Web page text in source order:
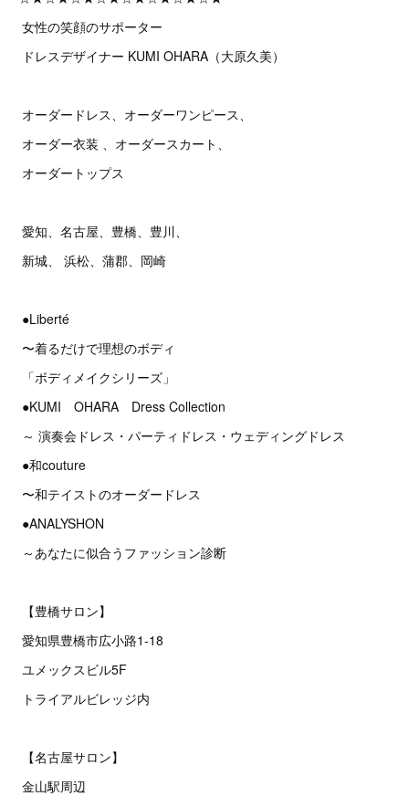
女性の笑顔のサポーター
ドレスデザイナー KUMI OHARA（大原久美）
オーダードレス、オーダーワンピース、
オーダー衣装 、オーダースカート、
オーダートップス
愛知、名古屋、豊橋、豊川、
新城、 浜松、蒲郡、岡崎
●Liberté
〜着るだけで理想のボディ
「ボディメイクシリーズ」
●KUMI OHARA Dress Collection
～ 演奏会ドレス・パーティドレス・ウェディングドレス
●和couture
〜和テイストのオーダードレス
●ANALYSHON
～あなたに似合うファッション診断
【豊橋サロン】
愛知県豊橋市広小路1-18
ユメックスビル5F
トライアルビレッジ内
【名古屋サロン】
金山駅周辺